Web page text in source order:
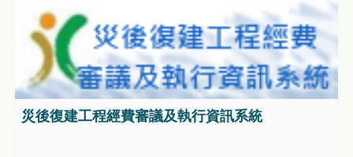
災後復建工程經費審議及執行資訊系統